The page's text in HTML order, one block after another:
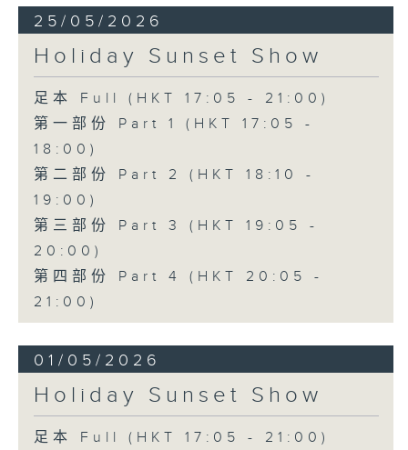
25/05/2026
Holiday Sunset Show
足本 Full (HKT 17:05 - 21:00)
第一部份 Part 1 (HKT 17:05 -
18:00)
第二部份 Part 2 (HKT 18:10 -
19:00)
第三部份 Part 3 (HKT 19:05 -
20:00)
第四部份 Part 4 (HKT 20:05 -
21:00)
01/05/2026
Holiday Sunset Show
足本 Full (HKT 17:05 - 21:00)